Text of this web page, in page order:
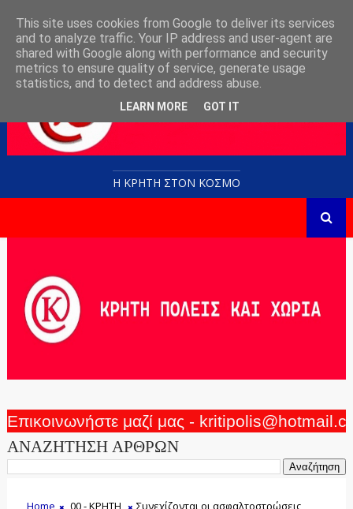
Η ΚΡΗΤΗ ΣΤΟN KOΣΜΟ
Επικοινωνήστε μαζί μας -
ΑΝΑΖΗΤΗΣΗ ΑΡΘΡΩΝ
Home 00 - ΚΡΗΤΗ
Συνεχίζονται οι ασφαλτοστρώσεις
This site uses cookies from Google to deliver its services
and to analyze traffic. Your IP address and user-agent are
shared with Google along with performance and security
metrics to ensure quality of service, generate usage
statistics, and to detect and address abuse.
LEARN MORE GOT IT